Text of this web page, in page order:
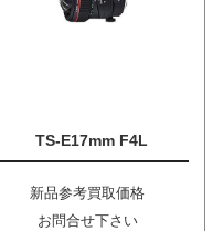
TS-E17mm F4L
新品参考買取価格
お問合せ下さい